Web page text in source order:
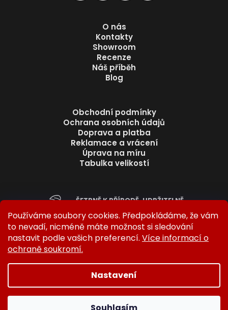
Používáme soubory cookies. Předpokládáme, že vám
to nevadí, nicméně máte možnost si sledování
nastavit podle vašich preferencí. Více informací o
ochraně soukromí.
Nastavení
O nás
Kontakty
Showroom
Recenze
Náš příběh
Blog
Obchodní podmínky
Ochrana osobních údajů
Doprava a platba
Reklamace a vrácení
Úprava na míru
Tabulka velikostí
ŠETRNĚ K PŘÍRODĚ. UDRŽITELNĚ.
BEZ ZBYTEČNÉHO ODPADU.
Vytvořil Shoptet
BARICO. Všechna práva vyhrazena.